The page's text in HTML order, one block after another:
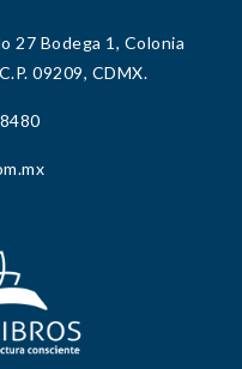
27 Bodega 1, Colonia
09209, CDMX.